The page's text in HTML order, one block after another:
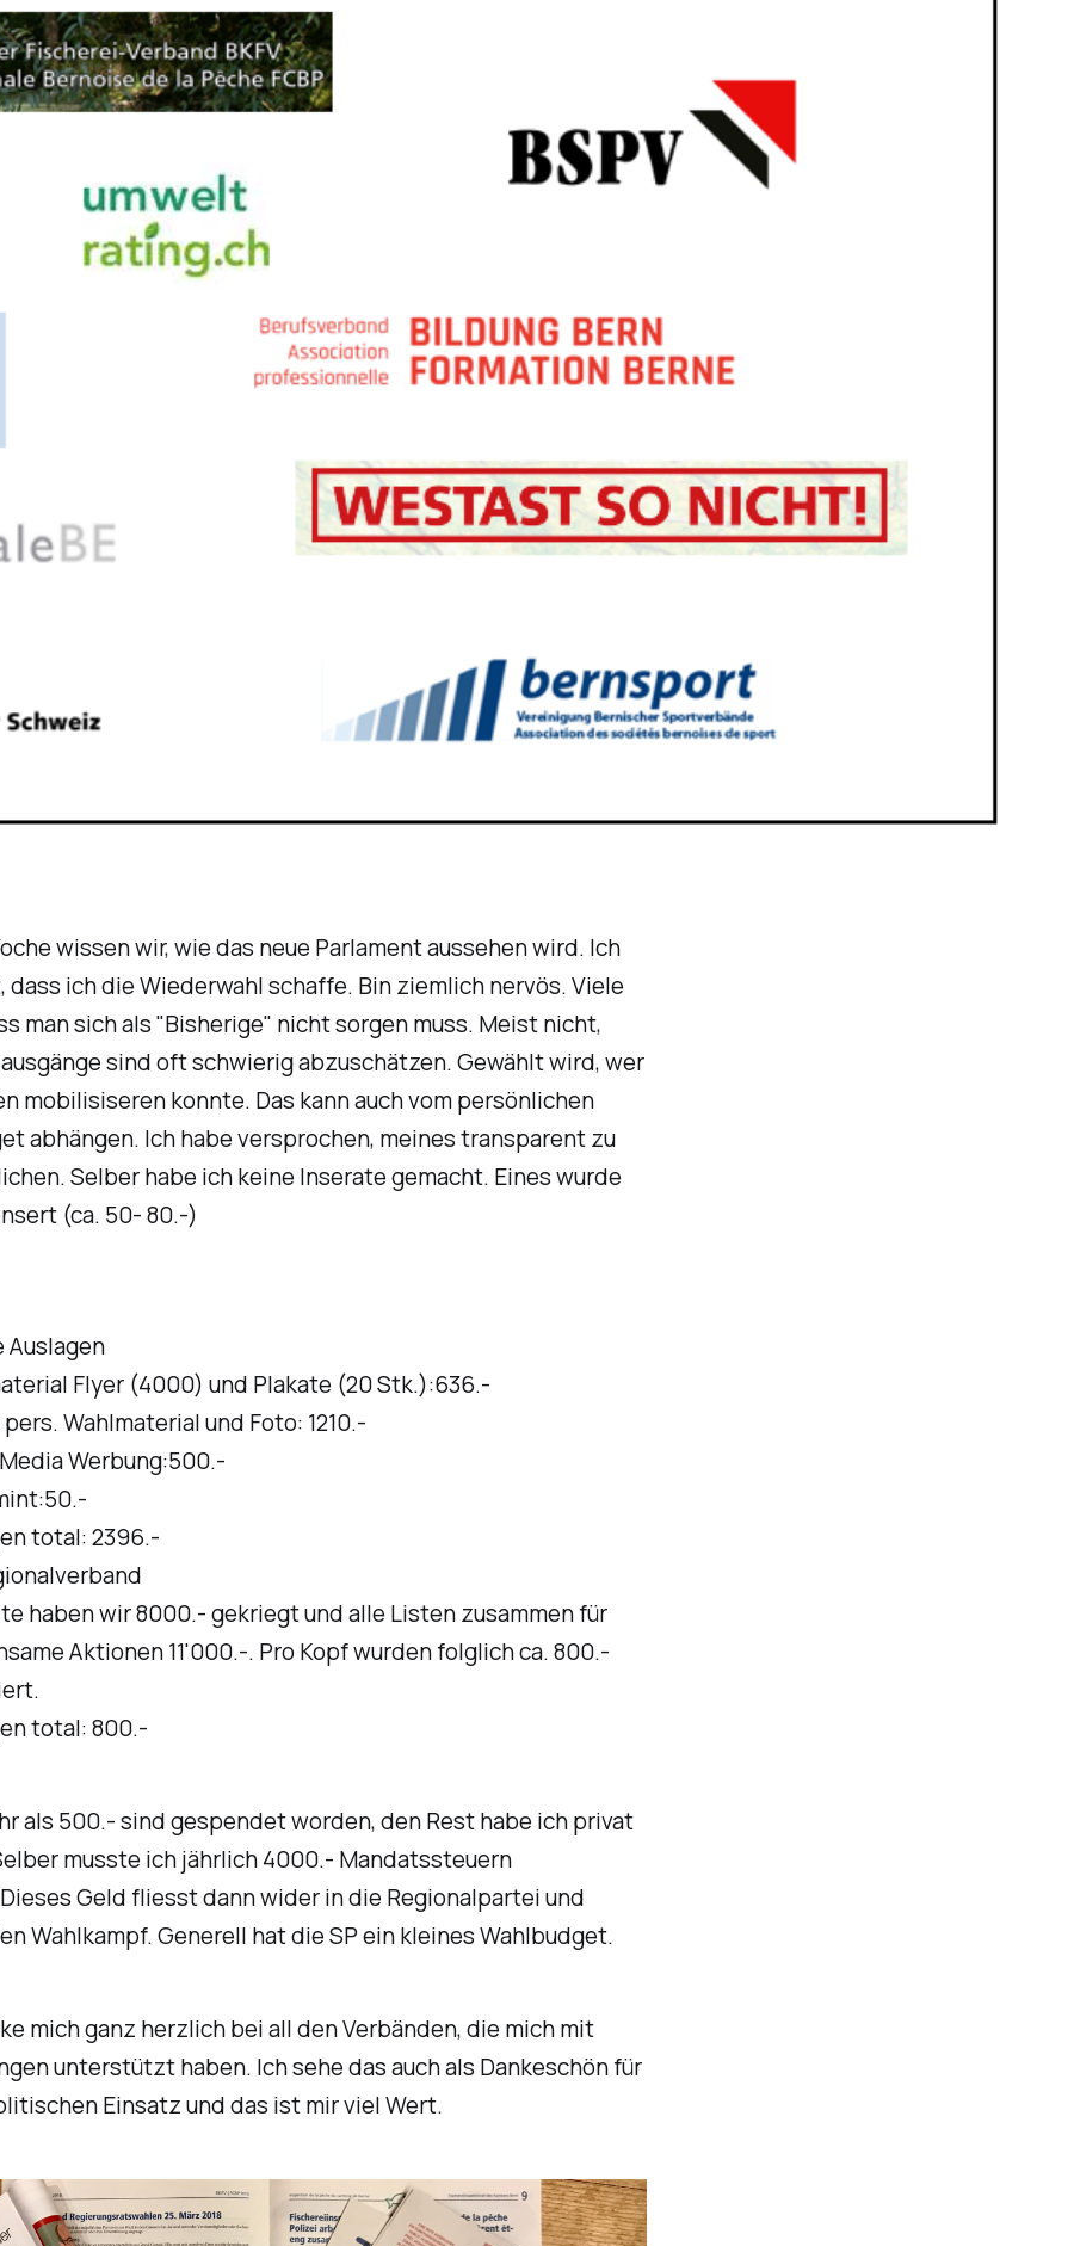
wissen wir, wie das neue Parlament aussehen wird. Ich
dass ich die Wiederwahl schaffe. Bin ziemlich nervös. Viele
man sich als "Bisherige" nicht sorgen muss. Meist nicht,
sind oft schwierig abzuschätzen. Gewählt wird, wer
mobilisiseren konnte. Das kann auch vom persönlichen
abhängen. Ich habe versprochen, meines transparent zu
Selber habe ich keine Inserate gemacht. Eines wurde
(ca. 50- 80.-)
Auslagen
Flyer (4000) und Plakate (20 Stk.):636.-
Wahlmaterial und Foto: 1210.-
Werbung:500.-
total:2396.-
haben wir 8000.- gekriegt und alle Listen zusammen für
Aktionen 11'000.-. Pro Kopf wurden folglich ca. 800.-
total:800.-
als 500.- sind gespendet worden, den Rest habe ich privat
musste ich jährlich 4000.- Mandatssteuern
Geld fliesst dann wider in die Regionalpartei und
Wahlkampf. Generell hat die SP ein kleines Wahlbudget.
mich ganz herzlich bei all den Verbänden, die mich mit
unterstützt haben. Ich sehe das auch als Dankeschön für
Einsatz und das ist mir viel Wert.